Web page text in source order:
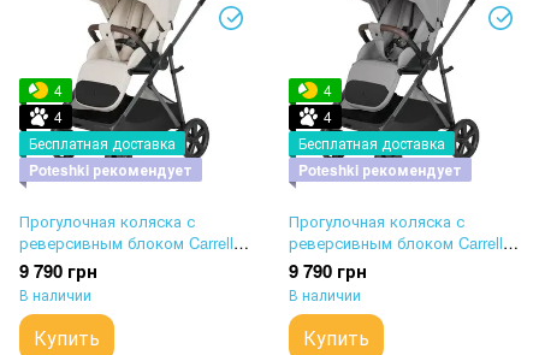
4
4
Бесплатная доставка
Poteshki рекомендует
Прогулочная коляска с
реверсивным блоком Carrello
Costa CRL-5543 Cloud Grey
9 790 грн
В наличии
Купить
4
4
Бесплатная доставка
Poteshki рекомендует
Прогулочная коляска с
реверсивным блоком Carrello
Costa CRL-5543 Platinum Grey
9 790 грн
В наличии
Купить